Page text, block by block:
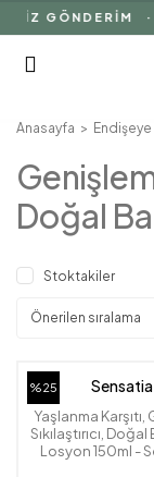
GÖNDERİM
Anasayfa
Doğal
Stoktakiler
%25 Sensatia
Yaşlanma
Sıkılaştırıcı,
Losyon 150ml -